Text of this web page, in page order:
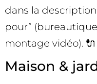
dans la
pour”
montage vidéo). 🔌
Maison &